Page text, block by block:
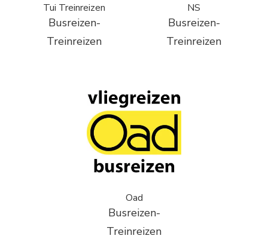
Tui Treinreizen
Busreizen-
Treinreizen
NS
Busreizen-
Treinreizen
Oad
Busreizen-
Treinreizen